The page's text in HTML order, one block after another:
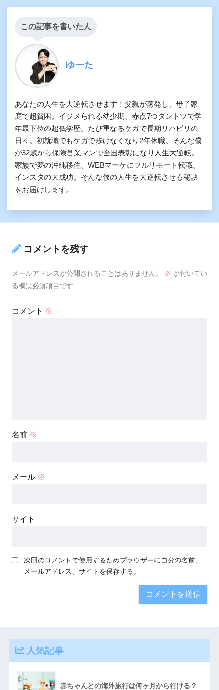
この記事を書いた人
ゆーた
あなたの人生を大逆転させます！父親が蒸発し、母子家
庭で超貧困。イジメられる幼少期。赤点7つダントツで学
年最下位の超低学歴。たび重なるケガで長期リハビリの
日々。初就職でもケガで歩けなくなり2年休職。そんな僕
が32歳から保険営業マンで全国表彰になり人生大逆転。
家族で夢の沖縄移住。WEBマーケにフルリモート転職。
インスタの大成功。そんな僕の人生を大逆転させる秘訣
をお届けします。
コメントを残す
メールアドレスが公開されることはありません。 ※ が付いてい
る欄は必須項目です
コメント ※
名前 ※
メール ※
サイト
次回のコメントで使用するためブラウザーに自分の名前、
メールアドレス、サイトを保存する。
人気記事
赤ちゃんとの海外旅行は何ヶ月から行ける？